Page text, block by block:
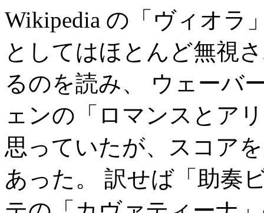
Wikipedia の「ヴィオラ
としてはほとんど無視
るのを読み、 ウェーバ
ェンの「ロマンスとア
思っていたが、スコア
あった。 訳せば「助奏